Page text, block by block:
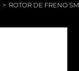
> ROTOR DE FRENO